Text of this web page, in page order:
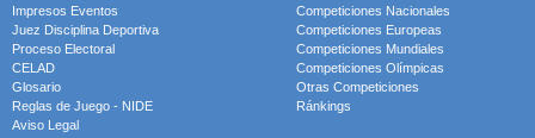
Impresos Eventos
Juez Disciplina Deportiva
Proceso Electoral
CELAD
Glosario
Reglas de Juego - NIDE
Aviso Legal
Competiciones Nacionales
Competiciones Europeas
Competiciones Mundiales
Competiciones Olímpicas
Otras Competiciones
Ránkings